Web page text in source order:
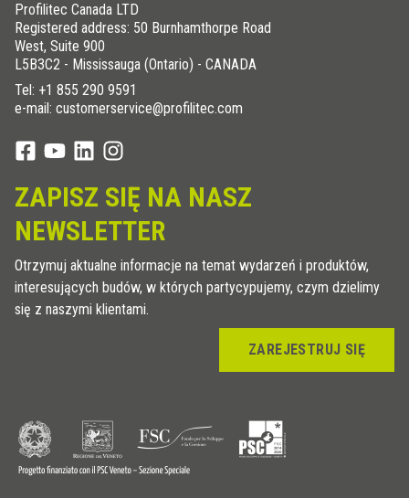
Profilitec Canada LTD
Registered address: 50 Burnhamthorpe Road
West, Suite 900
L5B3C2 - Mississauga (Ontario) - CANADA
Tel: +1 855 290 9591
e-mail: customerservice@profilitec.com
ZAPISZ SIĘ NA NASZ
NEWSLETTER
Otrzymuj aktualne informacje na temat wydarzeń i produktów,
interesujących budów, w których partycypujemy, czym dzielimy
się z naszymi klientami.
ZAREJESTRUJ SIĘ